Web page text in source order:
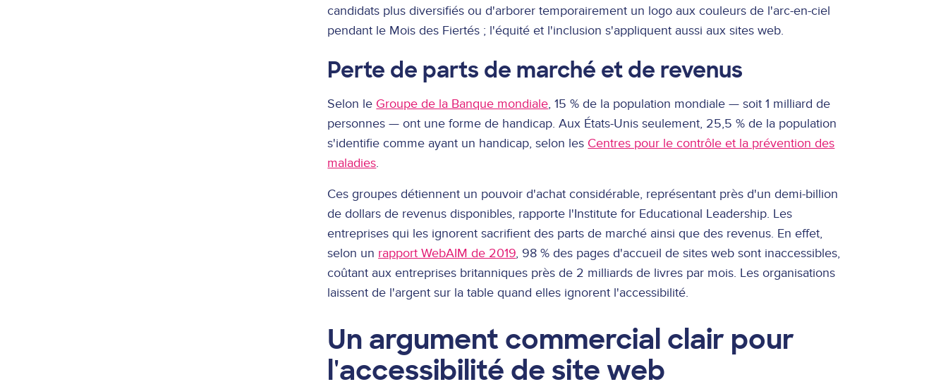
candidats plus diversifiés ou d'arborer temporairement un logo aux couleurs de l'arc-en-ciel
pendant le Mois des Fiertés ; l'équité et l'inclusion s'appliquent aussi aux sites web.
Perte de parts de marché et de revenus
Selon le Groupe de la Banque mondiale, 15 % de la population mondiale — soit 1 milliard de
personnes — ont une forme de handicap. Aux États-Unis seulement, 25,5 % de la population
s'identifie comme ayant un handicap, selon les Centres pour le contrôle et la prévention des
maladies.
Ces groupes détiennent un pouvoir d'achat considérable, représentant près d'un demi-billion
de dollars de revenus disponibles, rapporte l'Institute for Educational Leadership. Les
entreprises qui les ignorent sacrifient des parts de marché ainsi que des revenus. En effet,
selon un rapport WebAIM de 2019, 98 % des pages d'accueil de sites web sont inaccessibles,
coûtant aux entreprises britanniques près de 2 milliards de livres par mois. Les organisations
laissent de l'argent sur la table quand elles ignorent l'accessibilité.
Un argument commercial clair pour
l'accessibilité de site web